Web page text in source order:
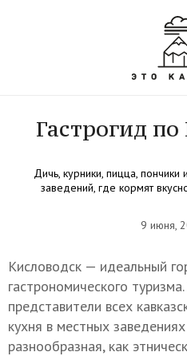
Гастрогид
Дичь, курники, пицца,
заведений, где кормят
9 июня,
Кисловодск — идеальный
гастрономического
представители всех
кухня в местных
разнообразная, как